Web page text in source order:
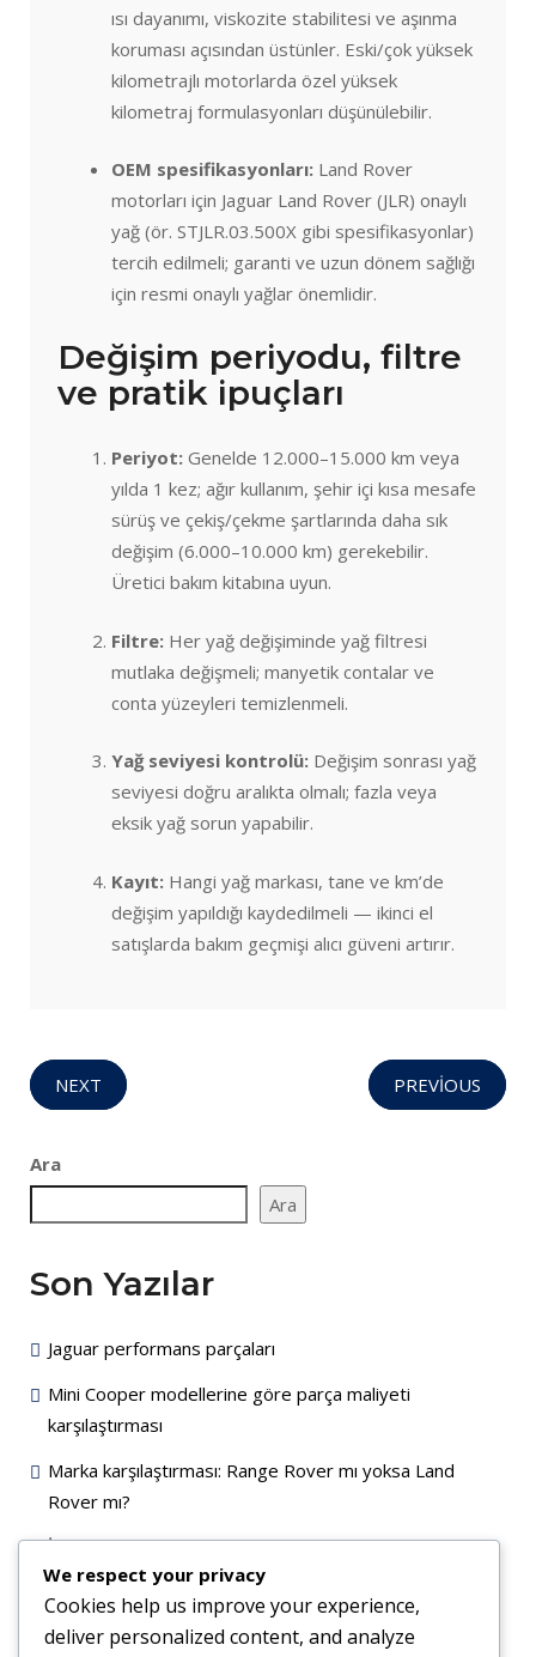
ısı dayanımı, viskozite stabilitesi ve aşınma
koruması açısından üstünler. Eski/çok yüksek
kilometrajlı motorlarda özel yüksek
kilometraj formulasyonları düşünülebilir.
OEM spesifikasyonları: Land Rover
motorları için Jaguar Land Rover (JLR) onaylı
yağ (ör. STJLR.03.500X gibi spesifikasyonlar)
tercih edilmeli; garanti ve uzun dönem sağlığı
için resmi onaylı yağlar önemlidir.
Değişim periyodu, filtre
ve pratik ipuçları
Periyot: Genelde 12.000–15.000 km veya
yılda 1 kez; ağır kullanım, şehir içi kısa mesafe
sürüş ve çekiş/çekme şartlarında daha sık
değişim (6.000–10.000 km) gerekebilir.
Üretici bakım kitabına uyun.
Filtre: Her yağ değişiminde yağ filtresi
mutlaka değişmeli; manyetik contalar ve
conta yüzeyleri temizlenmeli.
Yağ seviyesi kontrolü: Değişim sonrası yağ
seviyesi doğru aralıkta olmalı; fazla veya
eksik yağ sorun yapabilir.
Kayıt: Hangi yağ markası, tane ve km’de
değişim yapıldığı kaydedilmeli — ikinci el
satışlarda bakım geçmişi alıcı güveni artırır.
NEXT PREVIOUS
Ara
Ara
Son Yazılar
Jaguar performans parçaları
Mini Cooper modellerine göre parça maliyeti
karşılaştırması
Marka karşılaştırması: Range Rover mı yoksa Land
Rover mı?
İkinci el parça mı almalı yoksa yenisini mi?
Orijinal (OEM) vs Aftermarket (muadil) yedek parça
We respect your privacy
Cookies help us improve your experience,
deliver personalized content, and analyze